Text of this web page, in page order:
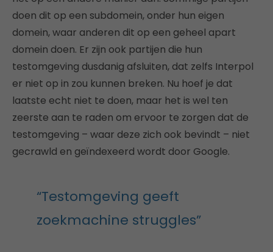
doen dit op een subdomein, onder hun eigen
domein, waar anderen dit op een geheel apart
domein doen. Er zijn ook partijen die hun
testomgeving dusdanig afsluiten, dat zelfs Interpol
er niet op in zou kunnen breken. Nu hoef je dat
laatste echt niet te doen, maar het is wel ten
zeerste aan te raden om ervoor te zorgen dat de
testomgeving – waar deze zich ook bevindt – niet
gecrawld en geïndexeerd wordt door Google.
“Testomgeving geeft
zoekmachine struggles”